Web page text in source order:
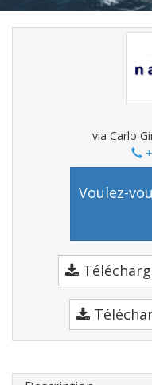
via Carlo
Voulez-